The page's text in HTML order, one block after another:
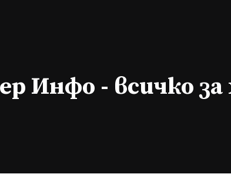
Инфо - всичко